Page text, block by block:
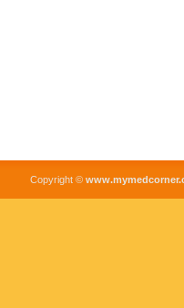
Copyright ©